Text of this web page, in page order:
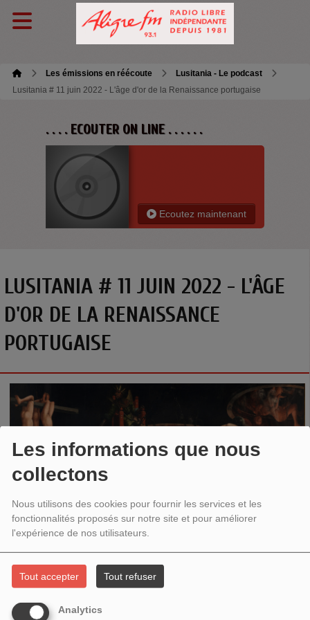
Les informations que nous
collectons
Nous utilisons des cookies pour fournir les services et les
fonctionnalités proposés sur notre site et pour améliorer
l'expérience de nos utilisateurs.
Tout accepter Tout refuser
Analytics
Les émissions en réécoute
Lusitania - Le podcast
Lusitania # 11 juin 2022 - L'âge d'or de la Renaissance portugaise
. . . . ECOUTER ON LINE . . . . . .
Ecoutez maintenant
LUSITANIA # 11 JUIN 2022 - L'ÂGE
D'OR DE LA RENAISSANCE
PORTUGAISE
Marina Caetano Viellard a accueilli
Rousseau, conservatrice au département des Peintures du
d’or de la Renaissance portugaise »